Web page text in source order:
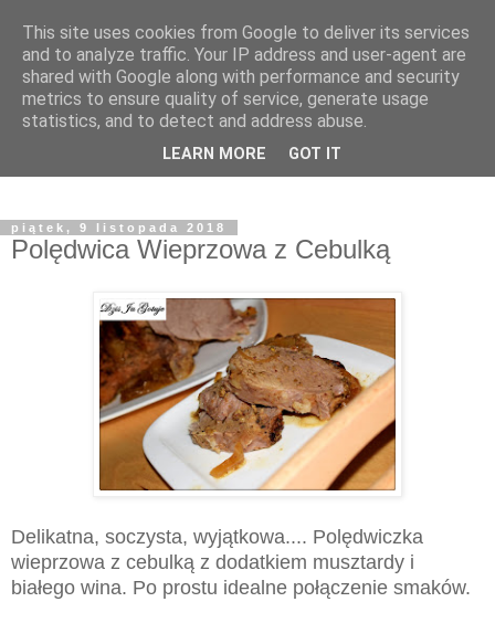
piątek, 9 listopada 2018
Polędwica Wieprzowa z Cebulką
Delikatna, soczysta, wyjątkowa.... Polędwiczka
wieprzowa z cebulką z dodatkiem musztardy i
białego wina. Po prostu idealne połączenie smaków.
This site uses cookies from Google to deliver its services
and to analyze traffic. Your IP address and user-agent are
shared with Google along with performance and security
metrics to ensure quality of service, generate usage
statistics, and to detect and address abuse.
LEARN MORE GOT IT